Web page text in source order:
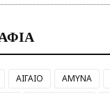
ΑΙΓΑΙΟ ΑΜΥΝΑ